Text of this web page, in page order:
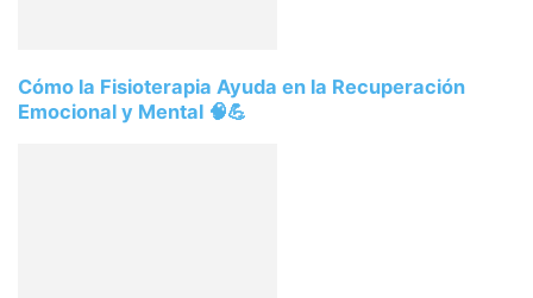
Cómo la Fisioterapia Ayuda en la Recuperación
Emocional y Mental 🧠💪